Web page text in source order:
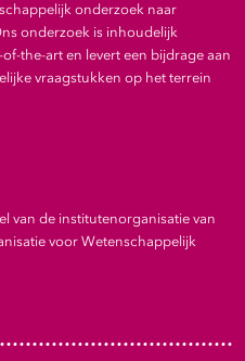
onderzoek naar
onderzoek is inhoudelijk
the-art en levert een bijdrage aan
vraagstukken op het terrein
van de institutenorganisatie van
voor Wetenschappelijk